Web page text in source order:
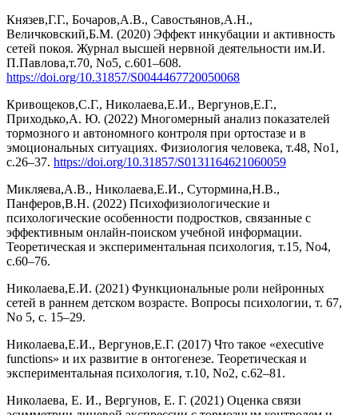
Князев,Г.Г., Бочаров,А.В., Савостьянов,А.Н.,
Величковский,Б.М. (2020) Эффект инкубации и активность
сетей покоя. Журнал высшей нервной деятельности им.И.
П.Павлова,т.70, No5, с.601–608.
https://doi.org/10.31857/S0044467720050068
Кривощеков,С.Г., Николаева,Е.И., Вергунов,Е.Г.,
Приходько,А. Ю. (2022) Многомерный анализ показателей
тормозного и автономного контроля при ортостазе и в
эмоциональных ситуациях. Физиология человека, т.48, No1,
с.26–37. https://doi.org/10.31857/S0131164621060059
Микляева,А.В., Николаева,Е.И., Сутормина,Н.В.,
Панферов,В.Н. (2022) Психофизиологические и
психологические особенности подростков, связанные с
эффективным онлайн-поиском учебной информации.
Теоретическая и экспериментальная психология, т.15, No4,
с.60–76.
Николаева,Е.И. (2021) Функциональные роли нейронных
сетей в раннем детском возрасте. Вопросы психологии, т. 67,
No 5, с. 15–29.
Николаева,Е.И., Вергунов,Е.Г. (2017) Что такое «executive
functions» и их развитие в онтогенезе. Теоретическая и
экспериментальная психология, т.10, No2, с.62–81.
Николаева, Е. И., Вергунов, Е. Г. (2021) Оценка связи